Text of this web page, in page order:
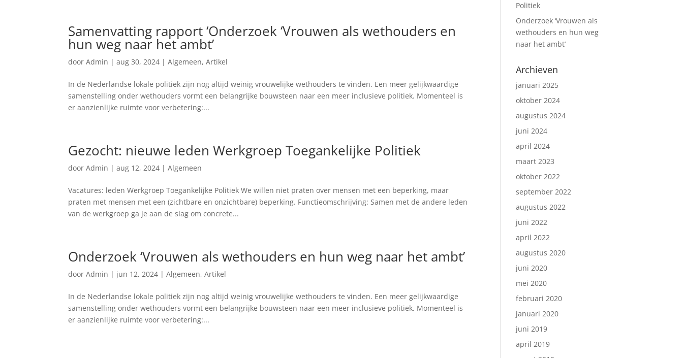
Samenvatting rapport ‘Onderzoek ‘Vrouwen als wethouders en
hun weg naar het ambt’
doorAdmin |aug 30, 2024 |Algemeen,Artikel
In de Nederlandse lokale politiek zijn nog altijd weinig vrouwelijke wethouders te vinden. Een meer gelijkwaardige
samenstelling onder wethouders vormt een belangrijke bouwsteen naar een meer inclusieve politiek. Momenteel is
er aanzienlijke ruimte voor verbetering:...
Gezocht: nieuwe leden Werkgroep Toegankelijke Politiek
doorAdmin |aug 12, 2024 |Algemeen
Vacatures: leden Werkgroep Toegankelijke Politiek We willen niet praten over mensen met een beperking, maar
praten met mensen met een (zichtbare en onzichtbare) beperking. Functieomschrijving: Samen met de andere leden
van de werkgroep ga je aan de slag om concrete...
Onderzoek ‘Vrouwen als wethouders en hun weg naar het ambt’
doorAdmin | jun 12, 2024 |Algemeen,Artikel
In de Nederlandse lokale politiek zijn nog altijd weinig vrouwelijke wethouders te vinden. Een meer gelijkwaardige
samenstelling onder wethouders vormt een belangrijke bouwsteen naar een meer inclusieve politiek. Momenteel is
er aanzienlijke ruimte voor verbetering:...
Politiek
Onderzoek ‘Vrouwen als
wethouders en hun weg
naar het ambt’
Archieven
januari 2025
oktober 2024
augustus 2024
juni 2024
april 2024
maart 2023
oktober 2022
september 2022
augustus 2022
juni 2022
april 2022
augustus 2020
juni 2020
mei 2020
februari 2020
januari 2020
juni 2019
april 2019